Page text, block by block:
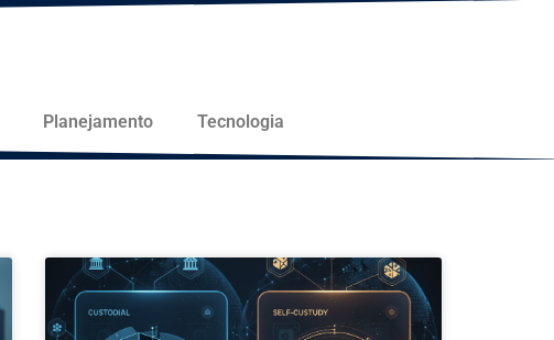
Planejamento Tecnologia